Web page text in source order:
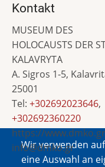
Wir verwenden
eine Auswahl an
Kontakt
MUSEUM DES
HOLOCAUSTS DER
KALAVRYTA
A. Sigros 1-5,
25001
Tel: +302692023646,
+302692360220
https://
info@dmko.gr